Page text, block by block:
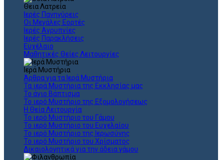
Θεια Λατρεία
Ιερές Πανηγύρεις
Οι Μεγάλες Εορτές
Ιερές Αγρυπνίες
Ιερές Παρακλήσεις
Ευχέλαιο
Μαθητικές Θείες Λειτουργίες
Ιερά Μυστήρια
Άρθρα για τα Ιερά Μυστήρια
Τα ιερά Μυστήρια της Εκκλησίας μας
Το άγιο Βάπτισμα
Το ιερό Μυστήριο της Εξομολογήσεως
Η Θεία Λειτουργία
Το ιερό Μυστήριο του Γάμου
Το ιερό Μυστήριο του Ευχελαίου
Το ιερό Μυστήριο της Ιερωσύνης
Το ιερό Μυστήριο του Χρίσματος
Δικαιολογητικά για την άδεια γάμου